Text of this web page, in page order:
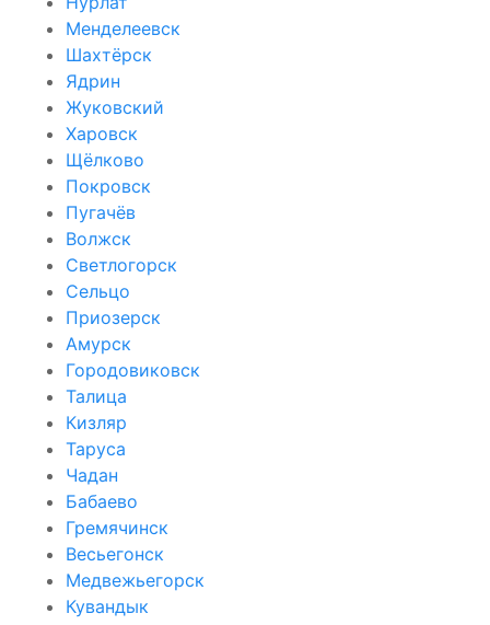
Менделеевск
Шахтёрск
Ядрин
Жуковский
Харовск
Щёлково
Покровск
Пугачёв
Волжск
Светлогорск
Сельцо
Приозерск
Амурск
Городовиковск
Талица
Кизляр
Таруса
Чадан
Бабаево
Гремячинск
Весьегонск
Медвежьегорск
Кувандык